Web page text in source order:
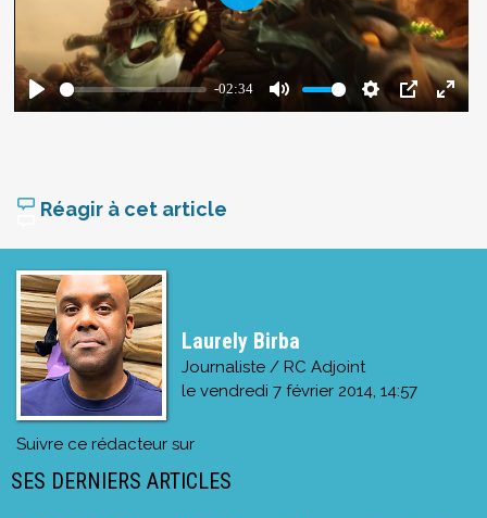
Réagir à cet article
Laurely Birba
Journaliste / RC Adjoint
le vendredi 7 février 2014, 14:57
Suivre ce rédacteur sur
SES DERNIERS ARTICLES